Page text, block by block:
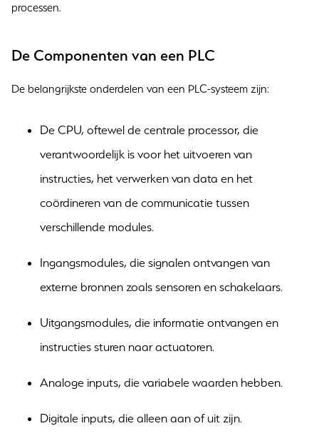
processen.
De Componenten van een PLC
De belangrijkste onderdelen van een PLC-systeem zijn:
De CPU, oftewel de centrale processor, die
verantwoordelijk is voor het uitvoeren van
instructies, het verwerken van data en het
coördineren van de communicatie tussen
verschillende modules.
Ingangsmodules, die signalen ontvangen van
externe bronnen zoals sensoren en schakelaars.
Uitgangsmodules, die informatie ontvangen en
instructies sturen naar actuatoren.
Analoge inputs, die variabele waarden hebben.
Digitale inputs, die alleen aan of uit zijn.